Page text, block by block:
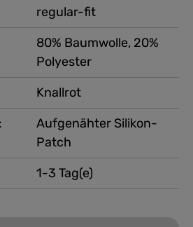
Knallrot
80% Baumwolle, 20%
Polyester
Aufgenähter Silikon-
Patch
regular-fit
1-3 Tag(e)